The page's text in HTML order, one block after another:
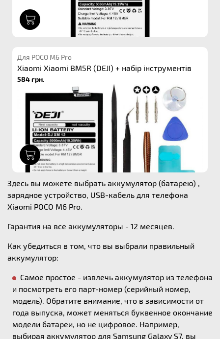
Для POCO M6 Pro
Xiaomi Xiaomi BM5R (DEJI) + набір інструментів
584 грн.
Здесь вы можете выбрать аккумулятор (батарею) ,
зарядное устройство, USB-кабель для телефона
Xiaomi POCO M6 Pro.
Гарантия на все аккумуляторы - 12 месяцев.
Как убедиться в том, что вы выбрали правильный
аккумулятор:
Самое простое - извлечь аккумулятор из телефона
и посмотреть его парт-номер (серийный номер,
модель). Обратите внимание, что в зависимости от
года выпуска, может меняться буквенное окончание
модели батареи, но не цифровое. Например,
выбирая аккумулятор для Samsung Galaxy S7, вы